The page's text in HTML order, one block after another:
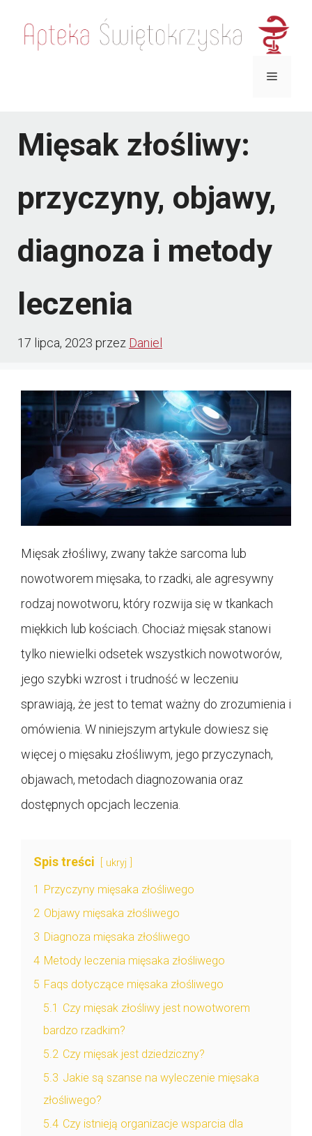
Menu
Mięsak złośliwy:
przyczyny, objawy,
diagnoza i metody
leczenia
17 lipca, 2023 przez Daniel
Mięsak złośliwy, zwany także sarcoma lub
nowotworem mięsaka, to rzadki, ale agresywny
rodzaj nowotworu, który rozwija się w tkankach
miękkich lub kościach. Chociaż mięsak stanowi
tylko niewielki odsetek wszystkich nowotworów,
jego szybki wzrost i trudność w leczeniu
sprawiają, że jest to temat ważny do zrozumienia i
omówienia. W niniejszym artykule dowiesz się
więcej o mięsaku złośliwym, jego przyczynach,
objawach, metodach diagnozowania oraz
dostępnych opcjach leczenia.
Spis treści ukryj
1 Przyczyny mięsaka złośliwego
2 Objawy mięsaka złośliwego
3 Diagnoza mięsaka złośliwego
4 Metody leczenia mięsaka złośliwego
5 Faqs dotyczące mięsaka złośliwego
5.1 Czy mięsak złośliwy jest nowotworem
bardzo rzadkim?
5.2 Czy mięsak jest dziedziczny?
5.3 Jakie są szanse na wyleczenie mięsaka
złośliwego?
5.4 Czy istnieją organizacje wsparcia dla